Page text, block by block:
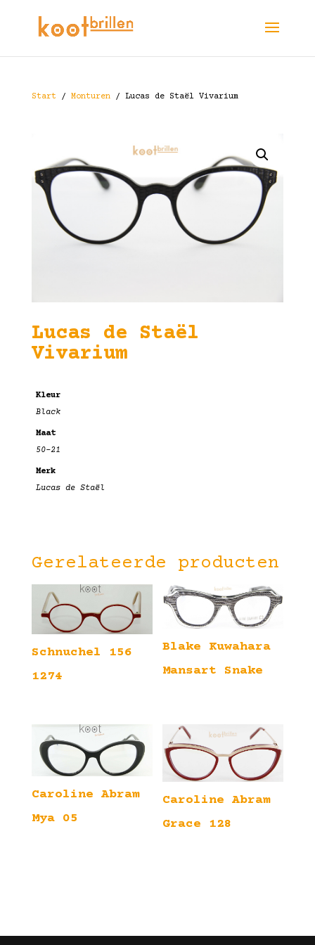
Start/ Monturen/ Lucas de Staël Vivarium
Lucas de Staël
Vivarium
Kleur
Black
Maat
50-21
Merk
Lucas de Staël
Gerelateerde producten
Schnuchel 156
1274
Blake Kuwahara
Mansart Snake
Caroline Abram
Mya 05
Caroline Abram
Grace 128